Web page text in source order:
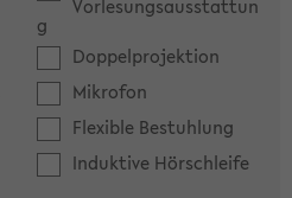
Vorlesungsausstattun
g
Doppelprojektion
Mikrofon
Flexible Bestuhlung
Induktive Hörschleife